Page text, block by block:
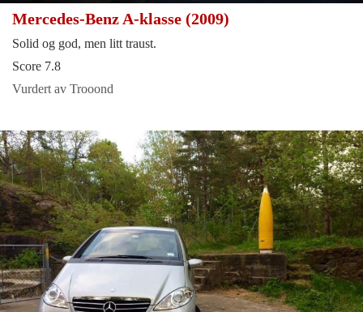
Mercedes-Benz A-klasse (2009)
Solid og god, men litt traust.
Score 7.8
Vurdert av Trooond